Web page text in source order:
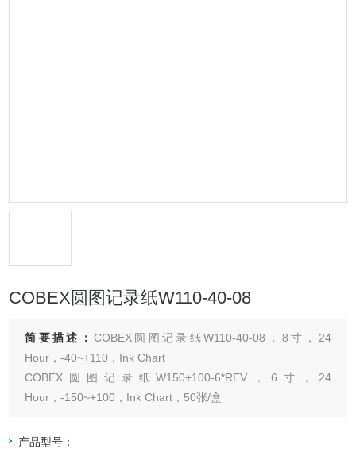
COBEX圆图记录纸W110-40-08
简要描述： COBEX圆图记录纸W110-40-08，8寸，24
Hour，-40~+110，Ink Chart
COBEX圆图记录纸W150+100-6*REV，6寸，24
Hour，-150~+100，Ink Chart，50张/盒
Chart，50张/盒
产品型号：